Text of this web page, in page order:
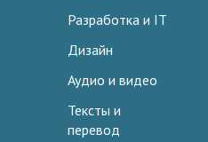
Разработка и IT
Дизайн
Аудио и видео
Тексты и
перевод